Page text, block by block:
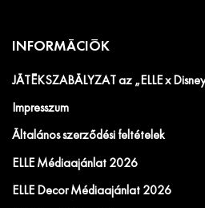
INFORMÁCIÓK
JÁTÉKSZABÁLYZAT az „ELLE x
Impresszum
Általános szerződési feltételek
ELLE Médiaajánlat 2026
ELLE Decor Médiaajánlat 2026